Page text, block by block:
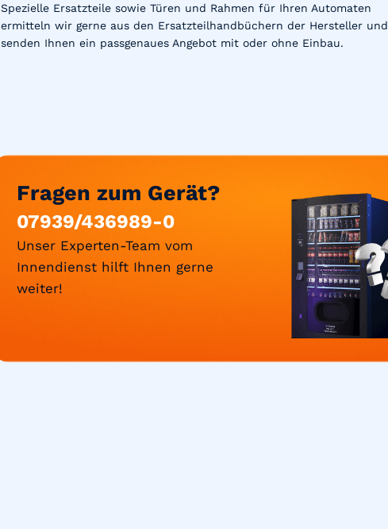
Spezielle Ersatzteile sowie Türen und Rahmen für Ihren Automaten
ermitteln wir gerne aus den Ersatzteilhandbüchern der Hersteller und
senden Ihnen ein passgenaues Angebot mit oder ohne Einbau.
Fragen zum Gerät?
07939/436989-0
Unser Experten-Team vom
Innendienst hilft Ihnen gerne
weiter!